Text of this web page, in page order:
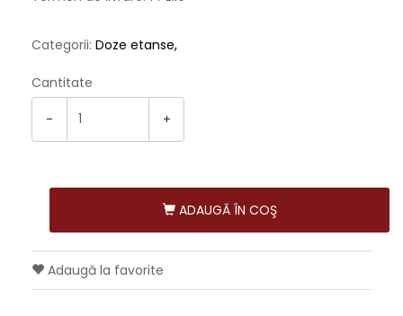
Categorii: Doze etanse
Cantitate
- +
ADAUGĂ ÎN COŞ
Adaugă la favorite